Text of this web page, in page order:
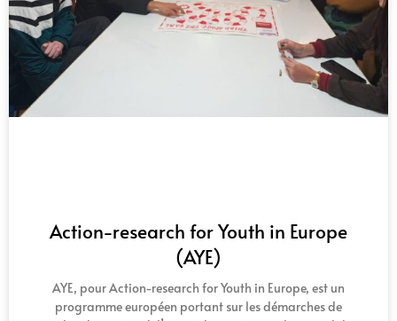
Action-research for Youth in Europe
(AYE)
AYE, pour Action-research for Youth in Europe, est un
programme européen portant sur les démarches de